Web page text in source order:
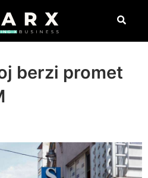
berzi promet